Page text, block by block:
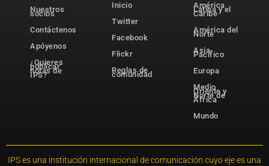
Nuestros
socios
Contáctenos
Apóyenos
¿Quieres
publicar
notas de
IPS?
Inicio
Twitter
Facebook
Flickr
Reglas de
comunidad
América
Latina y el
Caribe
América del
Norte
Asia-
Pacífico
Europa
Medio
Oriente y
Norte de
África
Mundo
IPS es una institución internacional de comunicación cuyo eje es una